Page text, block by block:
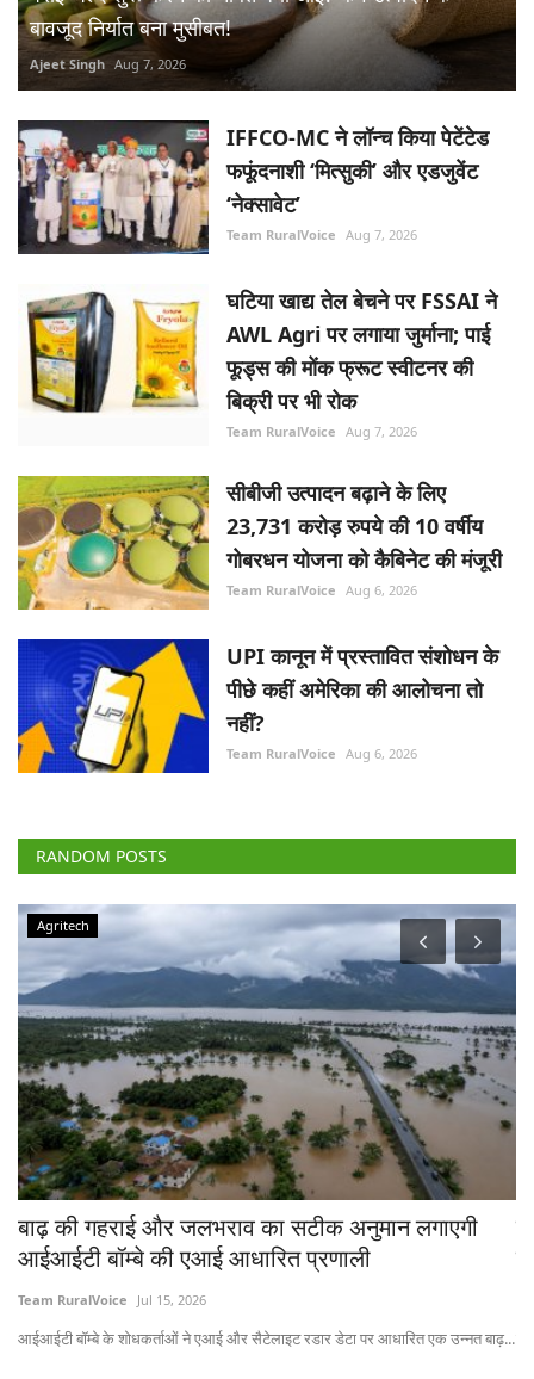
बावजूद निर्यात बना मुसीबत!
Ajeet Singh Aug 7, 2026
IFFCO-MC ने लॉन्च किया पेटेंटेड
फफूंदनाशी ‘मित्सुकी’ और एडजुवेंट
‘नेक्सावेट’
Team RuralVoice Aug 7, 2026
घटिया खाद्य तेल बेचने पर FSSAI ने
AWL Agri पर लगाया जुर्माना; पाई
फूड्स की मोंक फ्रूट स्वीटनर की
बिक्री पर भी रोक
Team RuralVoice Aug 7, 2026
सीबीजी उत्पादन बढ़ाने के लिए
23,731 करोड़ रुपये की 10 वर्षीय
गोबरधन योजना को कैबिनेट की मंजूरी
Team RuralVoice Aug 6, 2026
UPI कानून में प्रस्तावित संशोधन के
पीछे कहीं अमेरिका की आलोचना तो
नहीं?
Team RuralVoice Aug 6, 2026
RANDOM POSTS
लगाएगी
एक उन्नत बाढ़...
Agriculture Conclave and NACOF Awards 2022
टेक्नोलॉजी के इस्तेमाल और विविधीकरण से बढ़
किसानों की आय, रूरल वॉयस कॉन्क्लेव में बोले
Team RuralVoice
नास के चेयरमैन डॉ त्रिलोचन महापात्र ने कहा कि किसानों को खेती में